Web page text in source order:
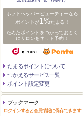
ホットペッパービューティーなら
ポイントが1%たまる！
ためたポイントをつかっておとく
にサロンをネット予約！
たまるポイントについて
つかえるサービス一覧
ポイント設定変更
ブックマーク
ログインすると会員情報に保存できます